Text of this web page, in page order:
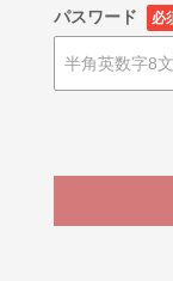
パスワード 必